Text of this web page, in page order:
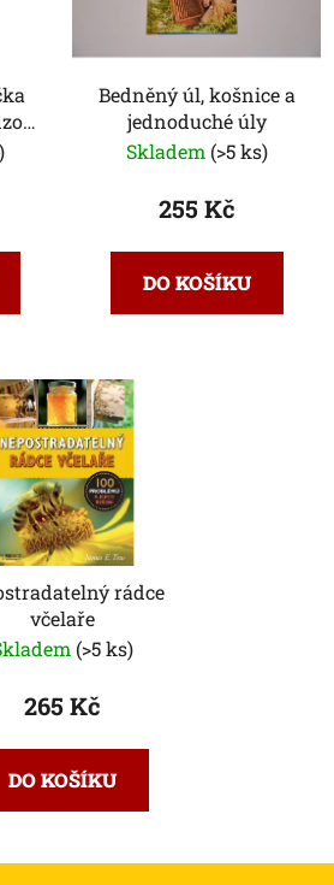
Bedněný úl, košnice a
jednoduché úly
Skladem (>5 ks)
255 Kč
DO KOŠÍKU
rádce
včelaře
(>5 ks)
265 Kč
DO KOŠÍKU